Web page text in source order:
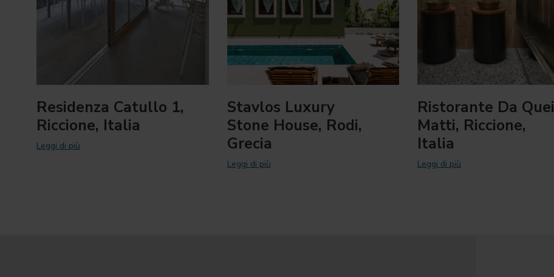
Residenza Catullo 1,
Riccione, Italia
Leggi di più
Stavlos Luxury
Stone House, Rodi,
Grecia
Leggi di più
Ristorante Da Quei
Matti, Riccione,
Italia
Leggi di più